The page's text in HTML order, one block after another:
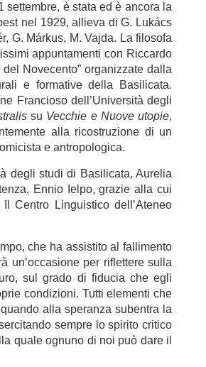
settembre, è stata ed è ancora la
nel 1929, allieva di G. Lukács
G. Márkus, M. Vajda. La filosofa
appuntamenti con Riccardo
Novecento” organizzate dalla
e formative della Basilicata.
Francioso dell’Università degli
su Vecchie e Nuove utopie,
alla ricostruzione di un
e antropologica.
degli studi di Basilicata, Aurelia
Ennio Ielpo, grazie alla cui
Centro Linguistico dell’Ateneo
che ha assistito al fallimento
un’occasione per riflettere sulla
sul grado di fiducia che egli
condizioni. Tutti elementi che
alla speranza subentra la
sempre lo spirito critico
quale ognuno di noi può dare il